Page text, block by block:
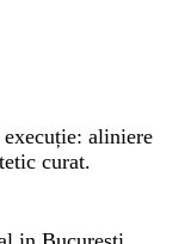
aliniere
curat.